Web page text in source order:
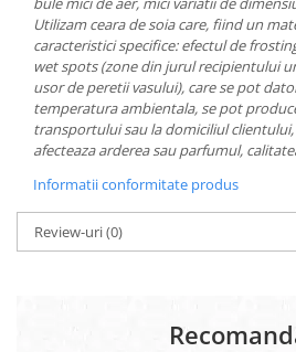
Utilizam ceara de soia care, fiind un
caracteristici specifice: efectul de
wet spots (zone din jurul recipientului
usor de peretii vasului), care se pot
temperatura ambientala, se pot
transportului sau la domiciliul
afecteaza arderea sau parfumul,
Informatii conformitate produs
Review-uri(0)